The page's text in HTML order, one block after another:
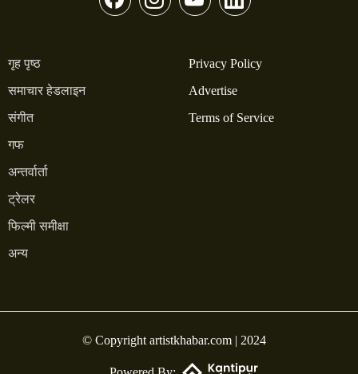
गृह पृष्ठ
समाचार हेडलाइन
संगीत
गफ
अन्तर्वार्ता
ट्रेलर
फिल्मी समीक्षा
अन्य
Privacy Policy
Advertise
Terms of Service
© Copyright artistkhabar.com | 2024